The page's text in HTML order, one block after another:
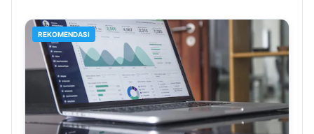
REKOMENDASI